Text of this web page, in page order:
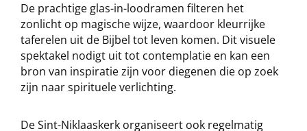
De prachtige glas-in-loodramen filteren het
zonlicht op magische wijze, waardoor kleurrijke
taferelen uit de Bijbel tot leven komen. Dit visuele
spektakel nodigt uit tot contemplatie en kan een
bron van inspiratie zijn voor diegenen die op zoek
zijn naar spirituele verlichting.
De Sint-Niklaaskerk organiseert ook regelmatig